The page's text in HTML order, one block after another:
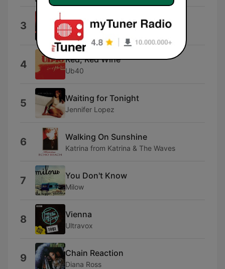
3 Wonderwall
オアシス
4 Red, Red Wine
Ub40
5 Waiting for Tonight
Jennifer Lopez
6 Walking On Sunshine
Katrina from Katrina & The Waves
7 You Don't Know
Milow
8 Vienna
Ultravox
9 Chain Reaction
Diana Ross